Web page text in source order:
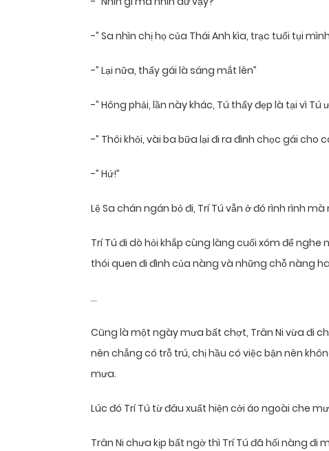
-” Sa nhìn chị họ của Thái Anh kìa, trạc tuổi tụi
-” Lại nữa, thấy gái là sáng mắt lên”
-” Hông phải, lần này khác, Tú thấy đẹp là tại vì Tú
-” Thôi khỏi, vài ba bữa lại đi ra đình chọc gái cho
-” Hứ!”
Lệ Sa chán ngán bỏ đi, Trí Tú vẫn ở đó rình rình
Trí Tú đi dò hỏi khắp cùng làng cuối xóm để
thói quen đi đình của nàng và những chỗ nàng
…
Cũng là một ngày mưa bất chợt, Trân Ni vừa đi
nên chẳng có trỗ trú, chị hầu có việc bận nên
mưa.
Lúc đó Trí Tú từ đâu xuất hiện cởi áo ngoài che
Trân Ni chưa kịp bất ngờ thì Trí Tú đã hối nàng